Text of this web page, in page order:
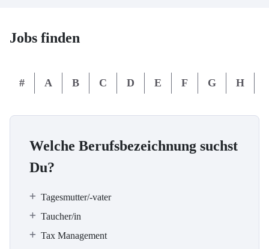
Jobs finden
# A B C D E F G H
Welche Berufsbezeichnung suchst
Du?
Tagesmutter/-vater
Taucher/in
Tax Management